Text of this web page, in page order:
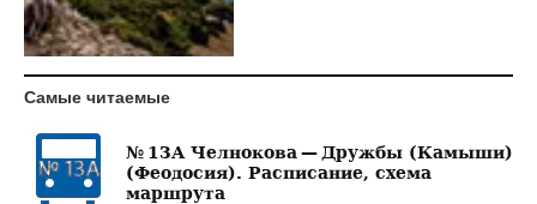
Самые читаемые
№ 13А Челнокова — Дружбы (Камыши)
(Феодосия). Расписание, схема
маршрута